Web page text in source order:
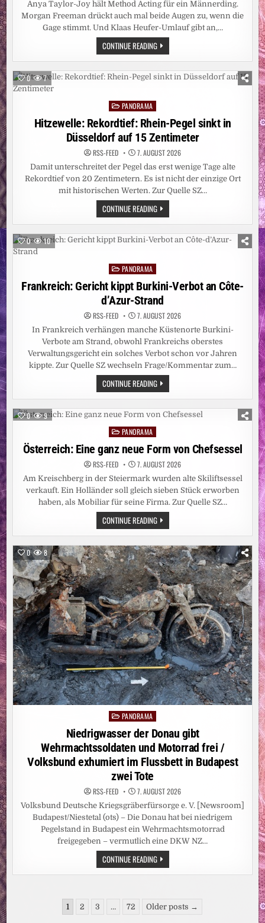
Anya Taylor-Joy hält Method Acting für ein Männerding.
Morgan Freeman drückt auch mal beide Augen zu, wenn die
Gage stimmt. Und Klaas Heufer-Umlauf gibt an,…
CONTINUE READINGLEUTE:
DAS
ARSCHLOCH
AM
SET
0 7
PostedPANORAMA
Hitzewelle: Rekordtief: Rhein-Pegel sinkt in
Düsseldorf auf 15 Zentimeter
RSS-FEED 7. AUGUST 2026
Damit unterschreitet der Pegel das erst wenige Tage alte
Rekordtief von 20 Zentimetern. Es ist nicht der einzige Ort
mit historischen Werten. Zur Quelle SZ…
CONTINUE READINGHITZEWELLE:
REKORDTIEF:
RHEIN-
PEGEL
SINKT
0 10
Posted
in
PANORAMA
Frankreich: Gericht kippt Burkini-Verbot an Côte-
d’Azur-Strand
RSS-FEED 7. AUGUST 2026
In Frankreich verhängen manche Küstenorte Burkini-
Verbote am Strand, obwohl Frankreichs oberstes
Verwaltungsgericht ein solches Verbot schon vor Jahren
kippte. Zur Quelle SZ wechseln Frage/Kommentar zum…
CONTINUE READINGFRANKREICH:
GERICHT
KIPPT
BURKINI-
VERBOT
STRAND
0 9
PostedPANORAMA
Österreich: Eine ganz neue Form von Chefsessel
RSS-FEED 7. AUGUST 2026
Am Kreischberg in der Steiermark wurden alte Skiliftsessel
verkauft. Ein Holländer soll gleich sieben Stück erworben
haben, als Mobiliar für seine Firma. Zur Quelle SZ…
CONTINUE READINGÖSTERREICH:
EINE
GANZ
NEUE
FORM
VON
CHEFSESSEL
0 8
PostedPANORAMA
Niedrigwasser der Donau gibt
Wehrmachtssoldaten und Motorrad frei /
Volksbund exhumiert im Flussbett in Budapest
zwei Tote
RSS-FEED 7. AUGUST 2026
Volksbund Deutsche Kriegsgräberfürsorge e. V. [Newsroom]
Budapest/Niestetal (ots) – Die Donau hat bei niedrigem
Pegelstand in Budapest ein Wehrmachtsmotorrad
freigegeben – vermutlich eine DKW NZ…
CONTINUE READINGNIEDRIGWASSER
DER
DONAU
MOTORRAD
FREI
Seitennummerierung
1 2 3 … 72 Older posts →